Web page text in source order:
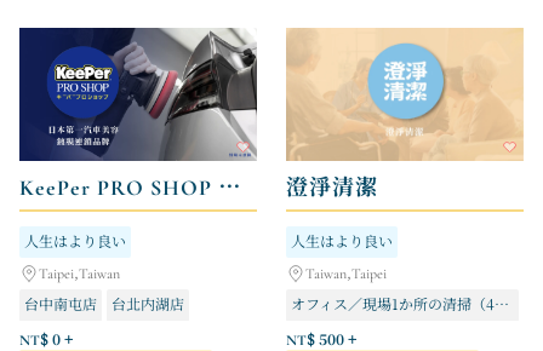
KeePer PRO SHOP 汽車美容 鍍膜
人生はより良い
Taipei,Taiwan
台中南屯店
台北内湖店
新北市林口店
NT$ 0 +
澄淨清潔
人生はより良い
Taiwan,Taipei
オフィス／現場1か所の清掃（4時間）
チェックイン時の清掃
NT$ 500 +